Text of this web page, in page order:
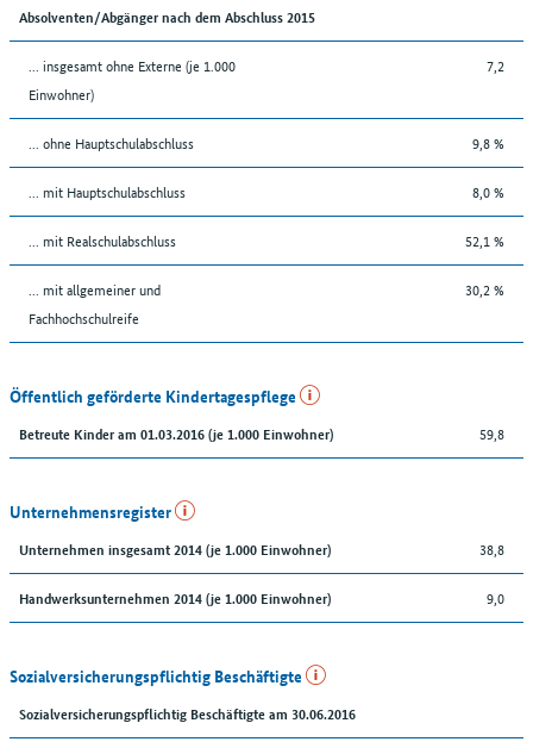
Absolventen/Abgänger nach dem Abschluss 2015
... insgesamt ohne Externe (je 1.000
Einwohner)
7,2
... ohne Hauptschulabschluss 9,8 %
... mit Hauptschulabschluss 8,0 %
... mit Realschulabschluss 52,1 %
... mit allgemeiner und
Fachhochschulreife
30,2 %
Öffentlich geförderte Kindertagespflege
Betreute Kinder am 01.03.2016 (je 1.000 Einwohner) 59,8
Unternehmensregister
Unternehmen insgesamt 2014 (je 1.000 Einwohner) 38,8
Handwerksunternehmen 2014 (je 1.000 Einwohner) 9,0
Sozialversicherungspflichtig Beschäftigte
Sozialversicherungspflichtig Beschäftigte am 30.06.2016